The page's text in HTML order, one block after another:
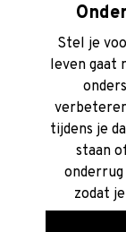
Stel je
leven gaat
tijdens je
staan
zodat